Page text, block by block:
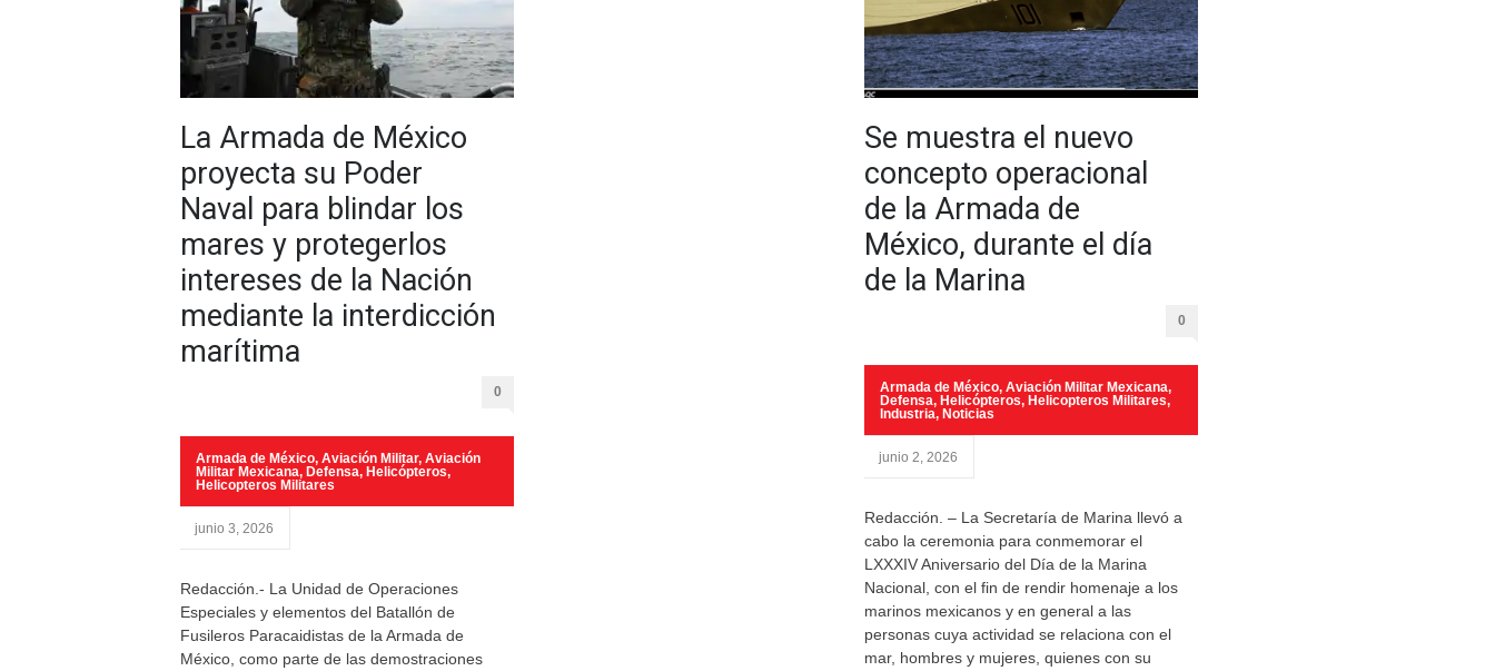
La Armada de México
proyecta su Poder
Naval para blindar los
mares y protegerlos
intereses de la Nación
mediante la interdicción
marítima
0
Armada de México, Aviación Militar, Aviación
Militar Mexicana, Defensa, Helicópteros,
Helicopteros Militares
junio 3, 2026
Redacción.- La Unidad de Operaciones
Especiales y elementos del Batallón de
Fusileros Paracaidistas de la Armada de
México, como parte de las demostraciones
Se muestra el nuevo
concepto operacional
de la Armada de
México, durante el día
de la Marina
0
Armada de México, Aviación Militar Mexicana,
Defensa, Helicópteros, Helicopteros Militares,
Industria, Noticias
junio 2, 2026
Redacción. – La Secretaría de Marina llevó a
cabo la ceremonia para conmemorar el
LXXXIV Aniversario del Día de la Marina
Nacional, con el fin de rendir homenaje a los
marinos mexicanos y en general a las
personas cuya actividad se relaciona con el
mar, hombres y mujeres, quienes con su